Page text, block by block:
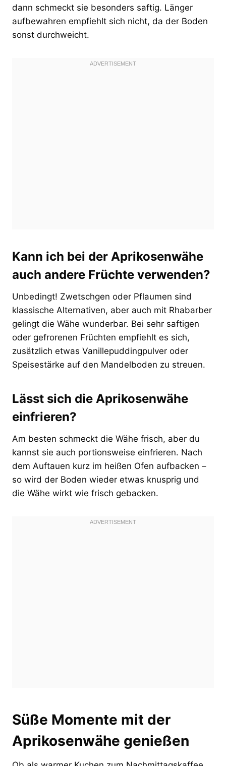
dann schmeckt sie besonders saftig. Länger
aufbewahren empfiehlt sich nicht, da der Boden
sonst durchweicht.
Kann ich bei der Aprikosenwähe
auch andere Früchte verwenden?
Unbedingt! Zwetschgen oder Pflaumen sind
klassische Alternativen, aber auch mit Rhabarber
gelingt die Wähe wunderbar. Bei sehr saftigen
oder gefrorenen Früchten empfiehlt es sich,
zusätzlich etwas Vanillepuddingpulver oder
Speisestärke auf den Mandelboden zu streuen.
Lässt sich die Aprikosenwähe
einfrieren?
Am besten schmeckt die Wähe frisch, aber du
kannst sie auch portionsweise einfrieren. Nach
dem Auftauen kurz im heißen Ofen aufbacken –
so wird der Boden wieder etwas knusprig und
die Wähe wirkt wie frisch gebacken.
Süße Momente mit der
Aprikosenwähe genießen